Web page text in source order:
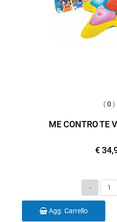
(0 )
ME CONTRO TE
€
Agg. Carrello